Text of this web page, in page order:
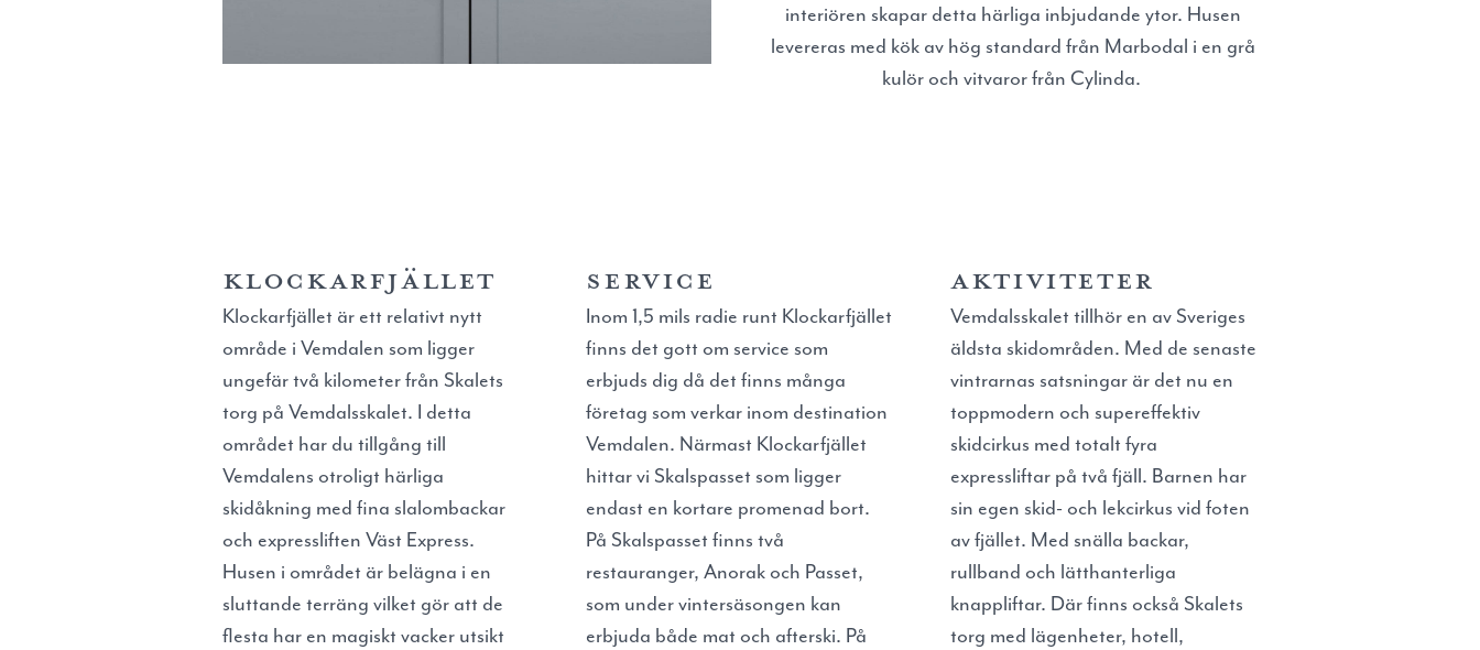
interiören skapar detta härliga inbjudande ytor. Husen
levereras med kök av hög standard från Marbodal i en grå
kulör och vitvaror från Cylinda.
KLOCKARFJÄLLET
Klockarfjället är ett relativt nytt
område i Vemdalen som ligger
ungefär två kilometer från Skalets
torg på Vemdalsskalet. I detta
området har du tillgång till
Vemdalens otroligt härliga
skidåkning med fina slalombackar
och expressliften Väst Express.
Husen i området är belägna i en
sluttande terräng vilket gör att de
flesta har en magiskt vacker utsikt
Service
Inom 1,5 mils radie runt Klockarfjället
finns det gott om service som
erbjuds dig då det finns många
företag som verkar inom destination
Vemdalen. Närmast Klockarfjället
hittar vi Skalspasset som ligger
endast en kortare promenad bort.
På Skalspasset finns två
restauranger, Anorak och Passet,
som under vintersäsongen kan
erbjuda både mat och afterski. På
Aktiviteter
Vemdalsskalet tillhör en av Sveriges
äldsta skidområden. Med de senaste
vintrarnas satsningar är det nu en
toppmodern och supereffektiv
skidcirkus med totalt fyra
expressliftar på två fjäll. Barnen har
sin egen skid- och lekcirkus vid foten
av fjället. Med snälla backar,
rullband och lätthanterliga
knappliftar. Där finns också Skalets
torg med lägenheter, hotell,